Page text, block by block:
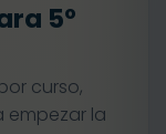
5º
curso,
empezar la